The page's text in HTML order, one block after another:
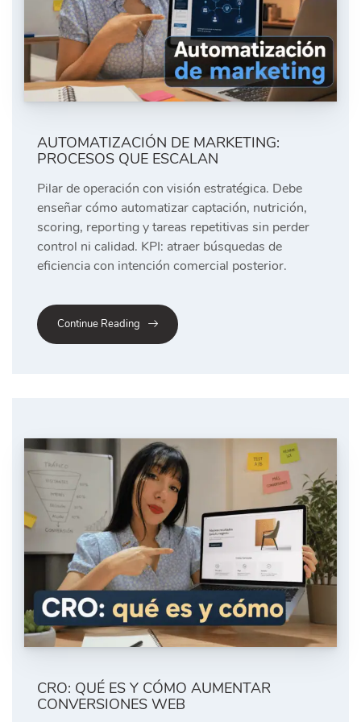
AUTOMATIZACIÓN DE MARKETING:
PROCESOS QUE ESCALAN
Pilar de operación con visión estratégica. Debe
enseñar cómo automatizar captación, nutrición,
scoring, reporting y tareas repetitivas sin perder
control ni calidad. KPI: atraer búsquedas de
eficiencia con intención comercial posterior.
Continue Reading
CRO: QUÉ ES Y CÓMO AUMENTAR
CONVERSIONES WEB